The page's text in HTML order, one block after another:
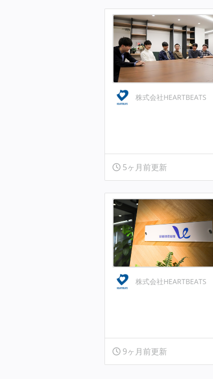
株式会社HEARTBEATS
5ヶ月前更新
株式会社HEARTBEATS
9ヶ月前更新